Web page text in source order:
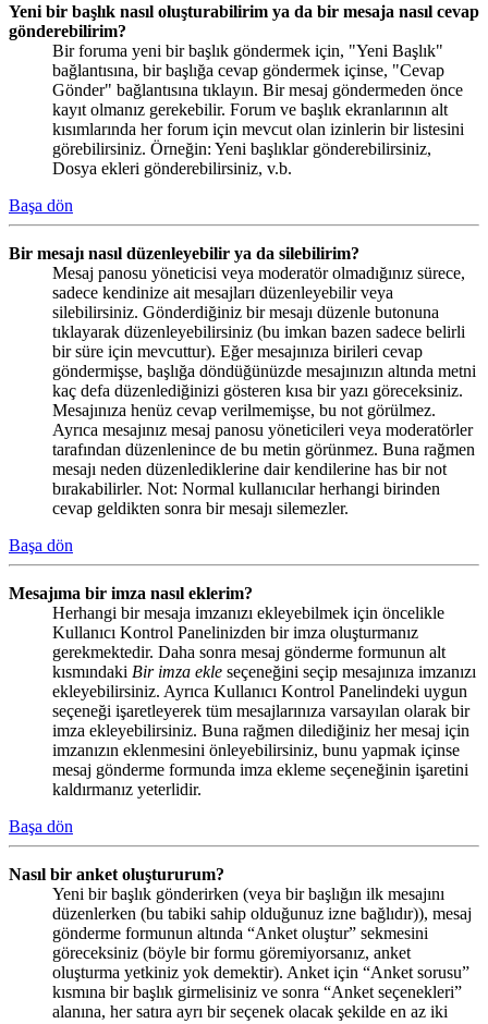
Yeni bir başlık nasıl oluşturabilirim ya da bir mesaja nasıl cevap
gönderebilirim?
Bir foruma yeni bir başlık göndermek için, "Yeni Başlık"
bağlantısına, bir başlığa cevap göndermek içinse, "Cevap
Gönder" bağlantısına tıklayın. Bir mesaj göndermeden önce
kayıt olmanız gerekebilir. Forum ve başlık ekranlarının alt
kısımlarında her forum için mevcut olan izinlerin bir listesini
görebilirsiniz. Örneğin: Yeni başlıklar gönderebilirsiniz,
Dosya ekleri gönderebilirsiniz, v.b.
Başa dön
Bir mesajı nasıl düzenleyebilir ya da silebilirim?
Mesaj panosu yöneticisi veya moderatör olmadığınız sürece,
sadece kendinize ait mesajları düzenleyebilir veya
silebilirsiniz. Gönderdiğiniz bir mesajı düzenle butonuna
tıklayarak düzenleyebilirsiniz (bu imkan bazen sadece belirli
bir süre için mevcuttur). Eğer mesajınıza birileri cevap
göndermişse, başlığa döndüğünüzde mesajınızın altında metni
kaç defa düzenlediğinizi gösteren kısa bir yazı göreceksiniz.
Mesajınıza henüz cevap verilmemişse, bu not görülmez.
Ayrıca mesajınız mesaj panosu yöneticileri veya moderatörler
tarafından düzenlenince de bu metin görünmez. Buna rağmen
mesajı neden düzenlediklerine dair kendilerine has bir not
bırakabilirler. Not: Normal kullanıcılar herhangi birinden
cevap geldikten sonra bir mesajı silemezler.
Başa dön
Mesajıma bir imza nasıl eklerim?
Herhangi bir mesaja imzanızı ekleyebilmek için öncelikle
Kullanıcı Kontrol Panelinizden bir imza oluşturmanız
gerekmektedir. Daha sonra mesaj gönderme formunun alt
kısmındaki Bir imza ekle seçeneğini seçip mesajınıza imzanızı
ekleyebilirsiniz. Ayrıca Kullanıcı Kontrol Panelindeki uygun
seçeneği işaretleyerek tüm mesajlarınıza varsayılan olarak bir
imza ekleyebilirsiniz. Buna rağmen dilediğiniz her mesaj için
imzanızın eklenmesini önleyebilirsiniz, bunu yapmak içinse
mesaj gönderme formunda imza ekleme seçeneğinin işaretini
kaldırmanız yeterlidir.
Başa dön
Nasıl bir anket oluştururum?
Yeni bir başlık gönderirken (veya bir başlığın ilk mesajını
düzenlerken (bu tabiki sahip olduğunuz izne bağlıdır)), mesaj
gönderme formunun altında “Anket oluştur” sekmesini
göreceksiniz (böyle bir formu göremiyorsanız, anket
oluşturma yetkiniz yok demektir). Anket için “Anket sorusu”
kısmına bir başlık girmelisiniz ve sonra “Anket seçenekleri”
alanına, her satıra ayrı bir seçenek olacak şekilde en az iki